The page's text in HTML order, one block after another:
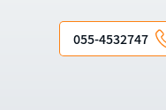
055-4532747